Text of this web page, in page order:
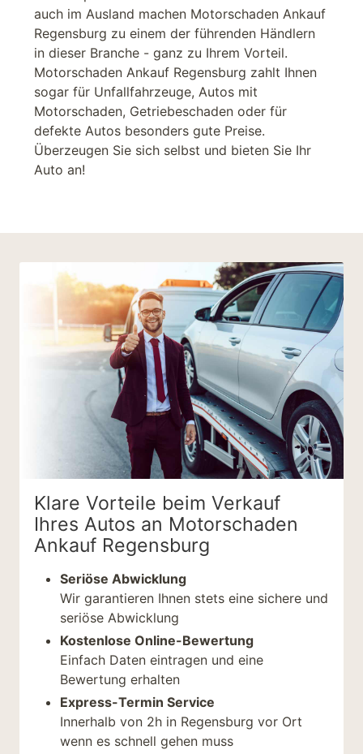
auch im Ausland machen Motorschaden Ankauf
Regensburg zu einem der führenden Händlern
in dieser Branche - ganz zu Ihrem Vorteil.
Motorschaden Ankauf Regensburg zahlt Ihnen
sogar für Unfallfahrzeuge, Autos mit
Motorschaden, Getriebeschaden oder für
defekte Autos besonders gute Preise.
Überzeugen Sie sich selbst und bieten Sie Ihr
Auto an!
Klare Vorteile beim Verkauf
Ihres Autos an Motorschaden
Ankauf Regensburg
Seriöse Abwicklung
Wir garantieren Ihnen stets eine sichere und
seriöse Abwicklung
Kostenlose Online-Bewertung
Einfach Daten eintragen und eine
Bewertung erhalten
Express-Termin Service
Innerhalb von 2h in Regensburg vor Ort
wenn es schnell gehen muss